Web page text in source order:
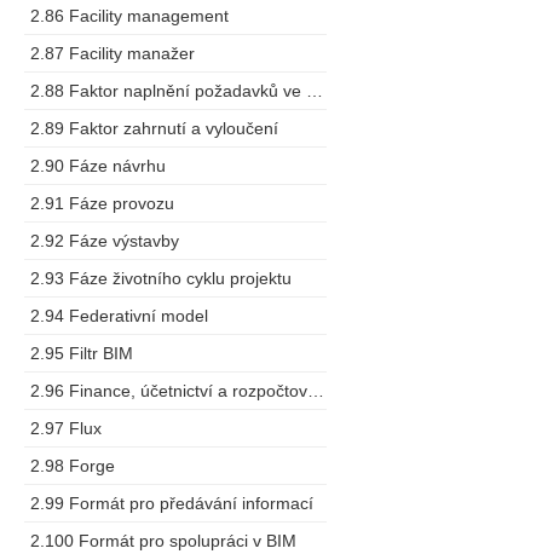
2.86 Facility management
2.87 Facility manažer
2.89 Faktor zahrnutí a vyloučení
2.90 Fáze návrhu
2.91 Fáze provozu
2.92 Fáze výstavby
2.93 Fáze životního cyklu projektu
2.94 Federativní model
2.95 Filtr BIM
2.97 Flux
2.98 Forge
2.99 Formát pro předávání informací
2.100 Formát pro spolupráci v BIM